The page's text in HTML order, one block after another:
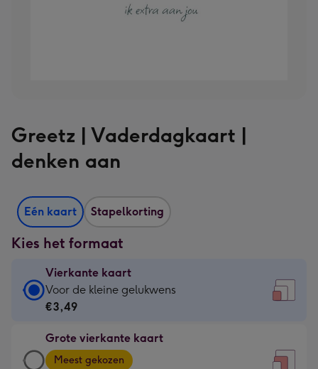
Greetz | Vaderdagkaart |
denken aan
Eén kaart Stapelkorting
Kies het formaat
Vierkante kaart
Vierkante
kaart
€3,49
-
Voor de kleine gelukwens
€3,49
Grote vierkante kaart
Grote
Meest gekozen